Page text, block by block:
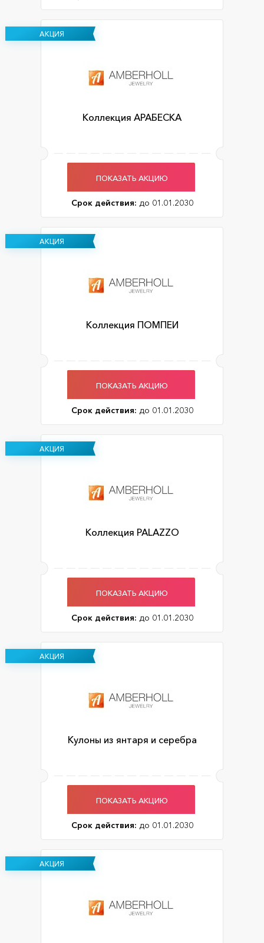
АКЦИЯ
Коллекция АРАБЕСКА
ПОКАЗАТЬ АКЦИЮ
Срок действия: до 01.01.2030
АКЦИЯ
Коллекция ПОМПЕИ
ПОКАЗАТЬ АКЦИЮ
Срок действия: до 01.01.2030
АКЦИЯ
Коллекция PALAZZO
ПОКАЗАТЬ АКЦИЮ
Срок действия: до 01.01.2030
АКЦИЯ
Кулоны из янтаря и серебра
ПОКАЗАТЬ АКЦИЮ
Срок действия: до 01.01.2030
АКЦИЯ